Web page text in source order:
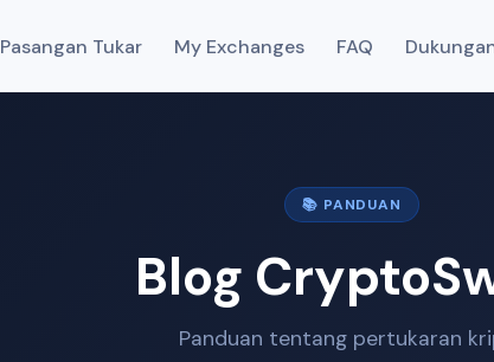
Pasangan Tukar My Exchanges FAQ
📚 PANDUAN
Blog
Panduan tentang pertukaran